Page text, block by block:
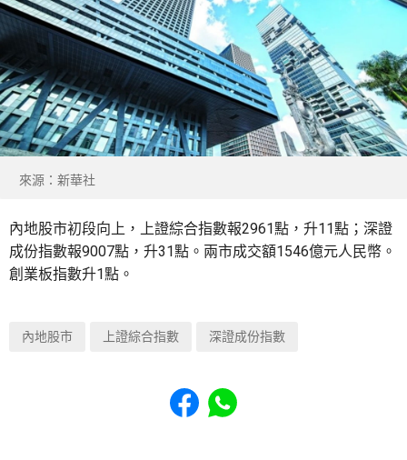
來源：新華社
內地股市初段向上，上證綜合指數報2961點，升11點；深證
成份指數報9007點，升31點。兩市成交額1546億元人民幣。
創業板指數升1點。
內地股市 上證綜合指數 深證成份指數
Share to Facebook
Share to WhatsApp